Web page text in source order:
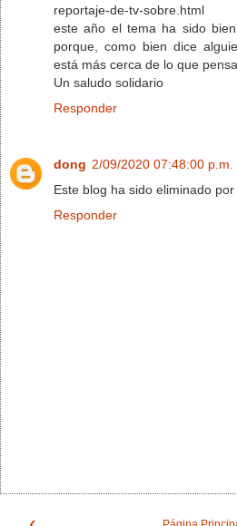
reportaje-de-tv-sobre.html
este año el tema ha sido
porque, como bien dice
está más cerca de lo que
Un saludo solidario
Responder
dong 2/09/2020 07:48:00 p.m.
Este blog ha sido eliminado
Responder